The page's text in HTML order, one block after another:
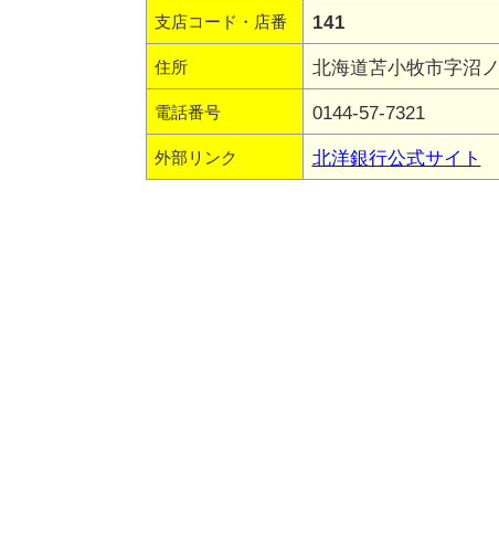
支店コード・店番 141
住所 北海道苫小牧市字沼
電話番号 0144-57-7321
外部リンク 北洋銀行公式サイト